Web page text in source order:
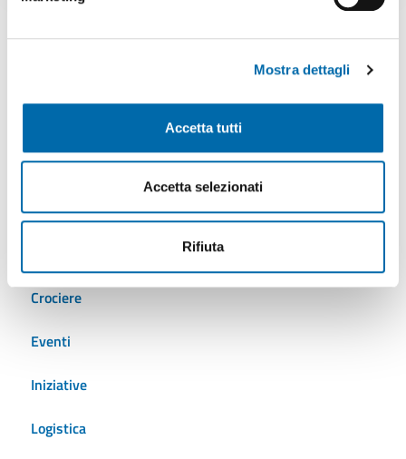
Mostra dettagli
Accetta tutti
Accetta selezionati
Rifiuta
Ambiente
Autostrade del mare
Crociere
Eventi
Iniziative
Logistica